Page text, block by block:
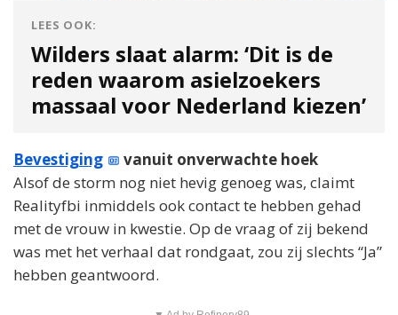
LEES OOK:
Wilders slaat alarm: ‘Dit is de
reden waarom asielzoekers
massaal voor Nederland kiezen’
Bevestiging
vanuit onverwachte hoek
Alsof de storm nog niet hevig genoeg was, claimt
Realityfbi inmiddels ook contact te hebben gehad
met de vrouw in kwestie. Op de vraag of zij bekend
was met het verhaal dat rondgaat, zou zij slechts “Ja”
hebben geantwoord.